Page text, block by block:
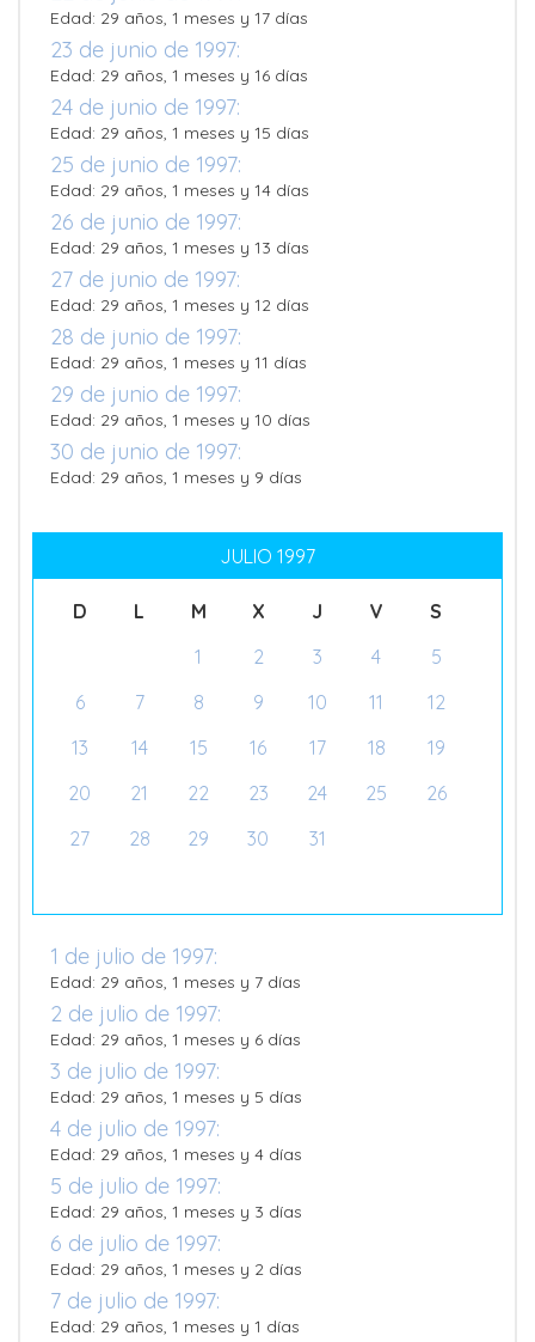
Edad: 29 años, 1 meses y 17 días
23 de junio de 1997:
Edad: 29 años, 1 meses y 16 días
24 de junio de 1997:
Edad: 29 años, 1 meses y 15 días
25 de junio de 1997:
Edad: 29 años, 1 meses y 14 días
26 de junio de 1997:
Edad: 29 años, 1 meses y 13 días
27 de junio de 1997:
Edad: 29 años, 1 meses y 12 días
28 de junio de 1997:
Edad: 29 años, 1 meses y 11 días
29 de junio de 1997:
Edad: 29 años, 1 meses y 10 días
30 de junio de 1997:
Edad: 29 años, 1 meses y 9 días
JULIO 1997
D L M X J V
S
1
2 3 4
5
6
7 8 9 10 11
12
13
14 15 16 17 18
19
20
21 22 23 24 25
26
27
28 29 30 31
1 de julio de 1997:
Edad: 29 años, 1 meses y 7 días
2 de julio de 1997:
Edad: 29 años, 1 meses y 6 días
3 de julio de 1997:
Edad: 29 años, 1 meses y 5 días
4 de julio de 1997:
Edad: 29 años, 1 meses y 4 días
5 de julio de 1997:
Edad: 29 años, 1 meses y 3 días
6 de julio de 1997:
Edad: 29 años, 1 meses y 2 días
7 de julio de 1997:
Edad: 29 años, 1 meses y 1 días